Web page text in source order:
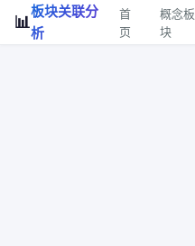
📊
板块关联分
析
首
页
概念板
块